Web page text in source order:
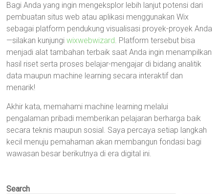
Bagi Anda yang ingin mengeksplor lebih lanjut potensi dari
pembuatan situs web atau aplikasi menggunakan Wix
sebagai platform pendukung visualisasi proyek-proyek Anda
—silakan kunjungiwixwebwizard. Platform tersebut bisa
menjadi alat tambahan terbaik saat Anda ingin menampilkan
hasil riset serta proses belajar-mengajar di bidang analitik
data maupun machine learning secara interaktif dan
menarik!
Akhir kata, memahami machine learning melalui
pengalaman pribadi memberikan pelajaran berharga baik
secara teknis maupun sosial. Saya percaya setiap langkah
kecil menuju pemahaman akan membangun fondasi bagi
wawasan besar berikutnya di era digital ini.
Search